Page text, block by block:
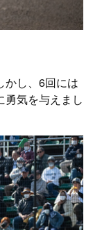
かし、6回には
気を与えまし